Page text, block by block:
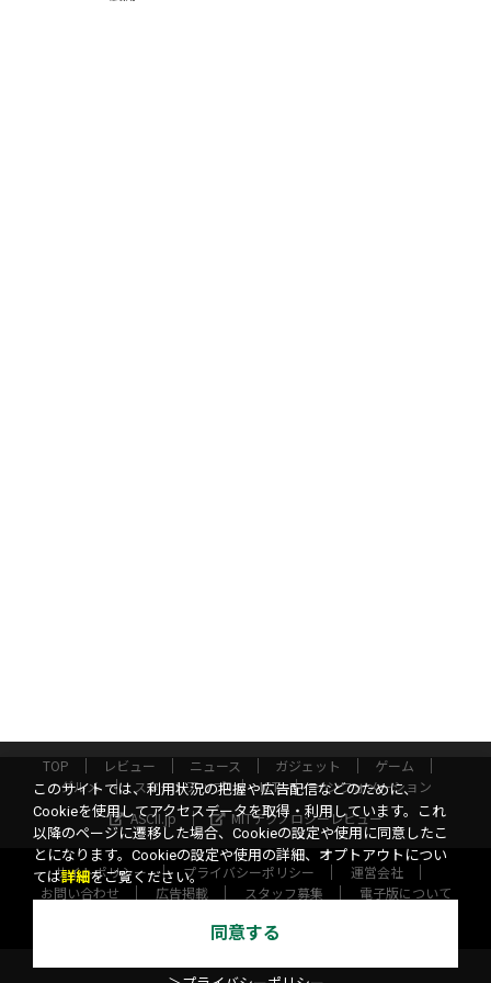
TOP レビュー ニュース ガジェット
ゲーム
グルメ
スタートアップ ICT
インフォメーション
ASCII.jp
MITテクノロジーレビュー
サイトポリシー プライバシーポリシー
運営会社
お問い合わせ
広告掲載 スタッフ募集
電子版について
©KADOKAWA ASCII Research Laboratories, Inc. 2026
このサイトでは、利用状況の把握や広告配信などのために、
Cookieを使用してアクセスデータを取得・利用しています。これ
以降のページに遷移した場合、Cookieの設定や使用に同意したこ
とになります。Cookieの設定や使用の詳細、オプトアウトについ
ては詳細をご覧ください。
同意する